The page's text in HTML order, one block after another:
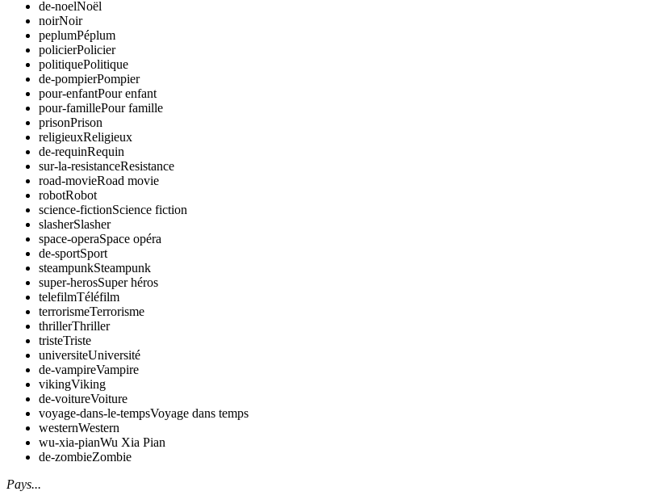
de-noelNoël
noirNoir
peplumPéplum
policierPolicier
politiquePolitique
de-pompierPompier
pour-enfantPour enfant
pour-famillePour famille
prisonPrison
religieuxReligieux
de-requinRequin
sur-la-resistanceResistance
road-movieRoad movie
robotRobot
science-fictionScience fiction
slasherSlasher
space-operaSpace opéra
de-sportSport
steampunkSteampunk
super-herosSuper héros
telefilmTéléfilm
terrorismeTerrorisme
thrillerThriller
tristeTriste
universiteUniversité
de-vampireVampire
vikingViking
de-voitureVoiture
voyage-dans-le-tempsVoyage dans temps
westernWestern
wu-xia-pianWu Xia Pian
de-zombieZombie
Pays...